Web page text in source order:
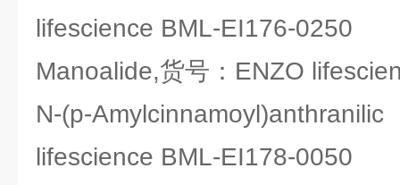
lifescience BML-EI176-0250
Manoalide,货号：ENZO
N-(p-
lifescience BML-EI178-0050